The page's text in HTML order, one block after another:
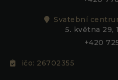
Svatební
5. května 29,
+420
ičo: 26702355